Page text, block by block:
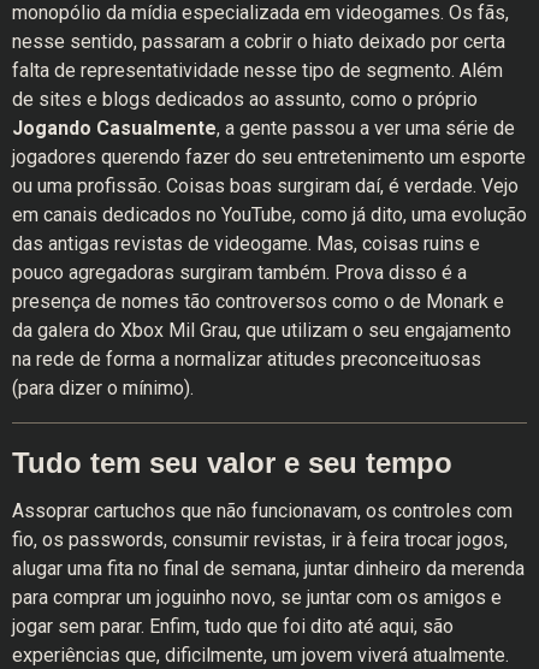
monopólio da mídia especializada em videogames. Os fãs,
nesse sentido, passaram a cobrir o hiato deixado por certa
falta de representatividade nesse tipo de segmento. Além
de sites e blogs dedicados ao assunto, como o próprio
Jogando Casualmente, a gente passou a ver uma série de
jogadores querendo fazer do seu entretenimento um esporte
ou uma profissão. Coisas boas surgiram daí, é verdade. Vejo
em canais dedicados no YouTube, como já dito, uma evolução
das antigas revistas de videogame. Mas, coisas ruins e
pouco agregadoras surgiram também. Prova disso é a
presença de nomes tão controversos como o de Monark e
da galera do Xbox Mil Grau, que utilizam o seu engajamento
na rede de forma a normalizar atitudes preconceituosas
(para dizer o mínimo).
Tudo tem seu valor e seu tempo
Assoprar cartuchos que não funcionavam, os controles com
fio, os passwords, consumir revistas, ir à feira trocar jogos,
alugar uma fita no final de semana, juntar dinheiro da merenda
para comprar um joguinho novo, se juntar com os amigos e
jogar sem parar. Enfim, tudo que foi dito até aqui, são
experiências que, dificilmente, um jovem viverá atualmente.